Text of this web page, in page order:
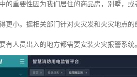
的重要性因为我们居住的商品房，别墅，
更小。据相关部门针对火灾发和火灾地点
有人员出入的地方都需要安装火灾报警系